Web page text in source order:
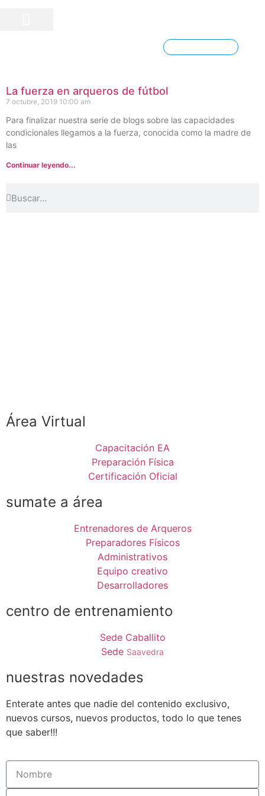
La fuerza en arqueros de fútbol
7 octubre, 2019 10:00 am
Para finalizar nuestra serie de blogs sobre las capacidades
condicionales llegamos a la fuerza, conocida como la madre de
las
Continuar leyendo...
Área Virtual
Capacitación EA
Preparación Física
Certificación Oficial
sumate a área
Entrenadores de Arqueros
Preparadores Físicos
Administrativos
Equipo creativo
Desarrolladores
centro de entrenamiento
Sede Caballito
Sede Saavedra
nuestras novedades
Enterate antes que nadie del contenido exclusivo,
nuevos cursos, nuevos productos, todo lo que tenes
que saber!!!